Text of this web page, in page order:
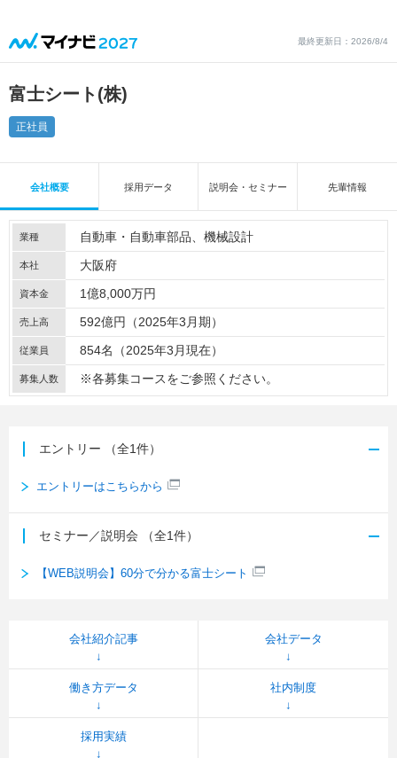
最終更新日：2026/8/4
富士シート(株)
正社員
会社概要 採用データ 説明会・セミナー 先輩情報
業種 自動車・自動車部品 機械設計
本社 大阪府
資本金 1億8,000万円
売上高 592億円（2025年3月期）
従業員 854名（2025年3月現在）
募集人数 ※各募集コースをご参照ください。
エントリー （全1件）
エントリーはこちらから
セミナー／説明会 （全1件）
【WEB説明会】60分で分かる富士シート
会社紹介記事 会社データ
働き方データ 社内制度
採用実績